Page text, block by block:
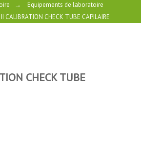
→
Equipements de laboratoire
II CALIBRATION CHECK TUBE CAPILAIRE
CHECK TUBE